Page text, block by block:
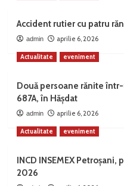
Accident rutier cu patru
admin aprilie 6, 2026
Actualitate eveniment
Două persoane rănite
687A, în Hășdat
admin aprilie 6, 2026
Actualitate eveniment
INCD INSEMEX Petroșani,
2026